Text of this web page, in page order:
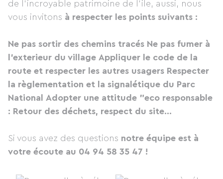
de l'incroyable patrimoine de l'ile, aussi, nous
vous invitons à respecter les points suivants :
Ne pas sortir des chemins tracés Ne pas fumer à
l'exterieur du village Appliquer le code de la
route et respecter les autres usagers Respecter
la règlementation et la signalétique du Parc
National
Adopter une attitude "eco responsable
: Retour des déchets, respect du site...
Si vous avez des questions notre équipe est à
votre écoute au 04 94 58 35 47 !